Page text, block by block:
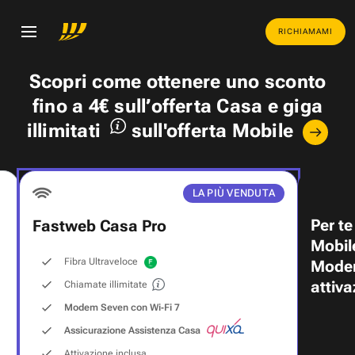
RICHIAMAMI
Scopri come ottenere uno sconto
fino a 4€ sull’offerta Casa egiga
illimitati
sull'offerta Mobile
LA PIÙ VENDUTA
Fastweb Casa Pro
Fibra Ultraveloce
Chiamate illimitate
Modem Seven con Wi‑Fi 7
Assicurazione Assistenza Casa
Per